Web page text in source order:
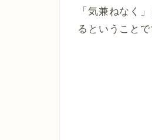
「気兼ねなく
るということで